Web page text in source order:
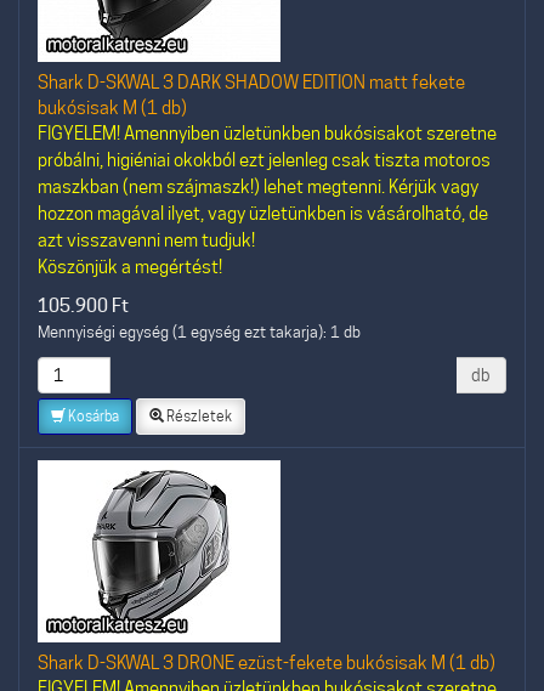
Shark D-SKWAL 3 DARK SHADOW EDITION matt fekete
bukósisak M (1 db)
FIGYELEM! Amennyiben üzletünkben bukósisakot szeretne
próbálni, higiéniai okokból ezt jelenleg csak tiszta motoros
maszkban (nem szájmaszk!) lehet megtenni. Kérjük vagy
hozzon magával ilyet, vagy üzletünkben is vásárolható, de
azt visszavenni nem tudjuk!
Köszönjük a megértést!
105.900 Ft
Mennyiségi egység (1 egység ezt takarja): 1 db
db
Kosárba Részletek
Shark D-SKWAL 3 DRONE ezüst-fekete bukósisak M (1 db)